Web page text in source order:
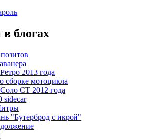
блогах
2013 года
сборке мотоцикла
СТ 2012 года
sidecar
"Бутерброд с икрой"